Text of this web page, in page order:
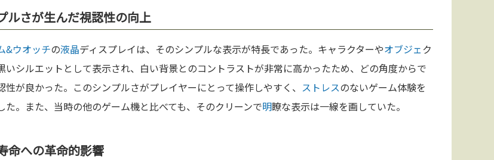
ルさが生んだ視認性の向上
&ウオッチの液晶ディスプレイは、そのシンプルな表示が特長であった。キャラクターやオブジェ ク
いシルエットとして表示され、白い背景とのコントラストが非常に高かったため、どの角度からで
性が良かった。このシンプルさがプレイヤーにとって操作しやすく、 ストレスのないゲーム体験を
た。また、当時の他のゲーム機と比べても、そのクリーンで明瞭な表示は一線を画していた。
命への革命的影響